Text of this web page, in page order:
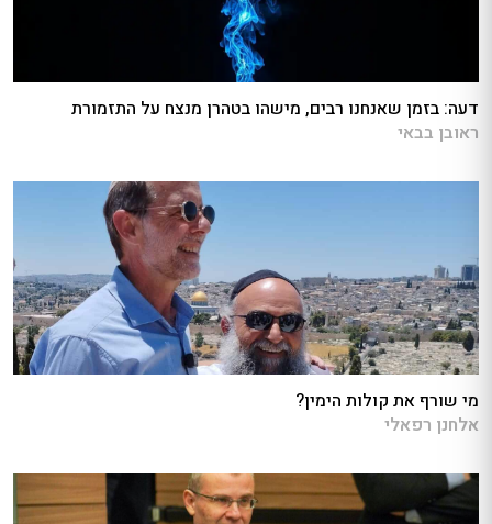
דעה: בזמן שאנחנו רבים, מישהו בטהרן מנצח על התזמורת
ראובן בבאי
מי שורף את קולות הימין?
אלחנן רפאלי